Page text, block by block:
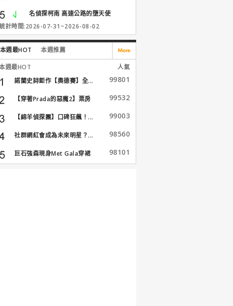
名偵探柯南 高速公路的墮天使
計時間:2026-07-31~2026-08-02
本週最HOT 本週推薦
週最HOT
人氣
諾蘭史詩鉅作【奧德賽】全...
99801
【穿著Prada的惡魔2】票房
99532
【綿羊偵探團】口碑狂飆！... 99003
社群網紅會成為未來明星？... 98560
巨石強森現身Met Gala穿裙
子...
98101